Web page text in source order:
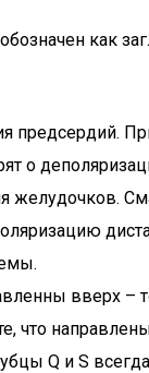
как
предсердий.
о
желудочков.
вверх –
что
Q и S